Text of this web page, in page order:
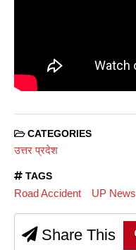
CATEGORIES
उत्तर प्रदेश
TAGS
Road Accident UP News
Share This